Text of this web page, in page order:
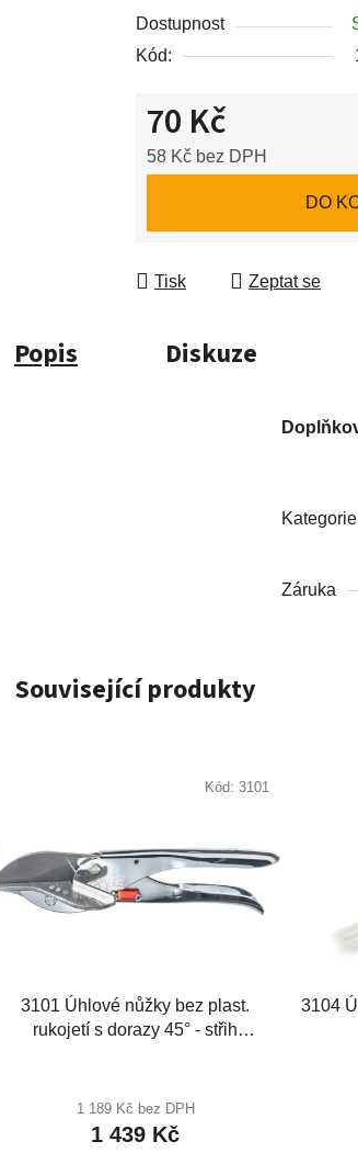
z
5
Dostupnost
Kód:
70 Kč
58 Kč bez DPH
DO
Tisk Zeptat se
Popis Diskuze
Kategorie
Záruka
Související produkty
3101 Úhlové nůžky bez plast.
rukojetí s dorazy 45° - střih
1 189 Kč bez DPH
1 439 Kč
Kód: 3101
3104